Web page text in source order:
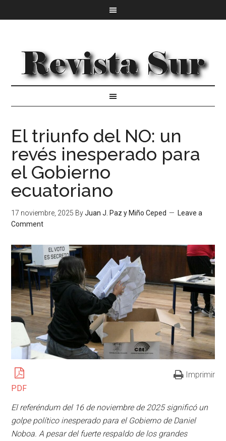
El triunfo del NO: un
revés inesperado para
el Gobierno
ecuatoriano
17 noviembre, 2025 ByJuan J. Paz y Miño Ceped
Leave a
Comment
PDF
Imprimir
El referéndum del 16 de noviembre de 2025 significó un
golpe político inesperado para el Gobierno de Daniel
Noboa. A pesar del fuerte respaldo de los grandes